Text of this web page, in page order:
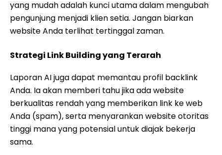
yang mudah adalah kunci utama dalam mengubah
pengunjung menjadi klien setia. Jangan biarkan
website Anda terlihat tertinggal zaman.
Strategi Link Building yang Terarah
Laporan AI juga dapat memantau profil backlink
Anda. Ia akan memberi tahu jika ada website
berkualitas rendah yang memberikan link ke web
Anda (spam), serta menyarankan website otoritas
tinggi mana yang potensial untuk diajak bekerja
sama.